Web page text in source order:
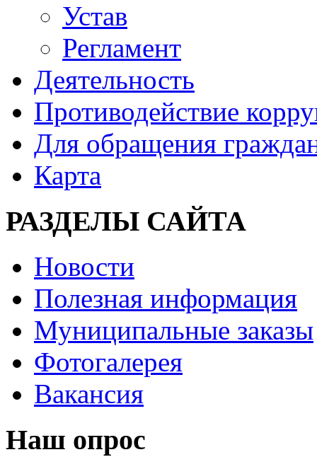
Устав
Регламент
Деятельность
Противодействие
Для обращения
Карта
РАЗДЕЛЫ САЙТА
Новости
Полезная информация
Муниципальные заказы
Фотогалерея
Вакансия
Наш опрос